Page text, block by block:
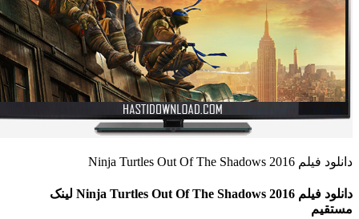
دانلود فیلم Ninja Turtles Out Of The Shadows 2016
دانلود فیلم Ninja Turtles Out Of The Shadows 2016 لینک
مستقیم